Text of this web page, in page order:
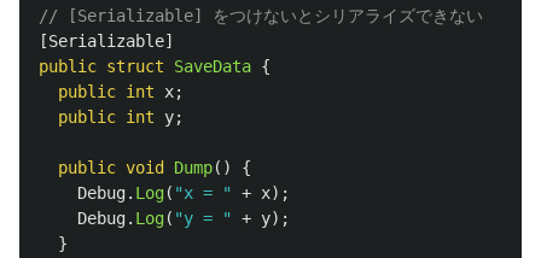
// [Serializable] をつけないとシリアライズできない
[Serializable]
public struct SaveData {
public int x;
public int y;
public void Dump()
{
Debug. Log( "x = " + x);
Debug. Log( "y = " + y);
}